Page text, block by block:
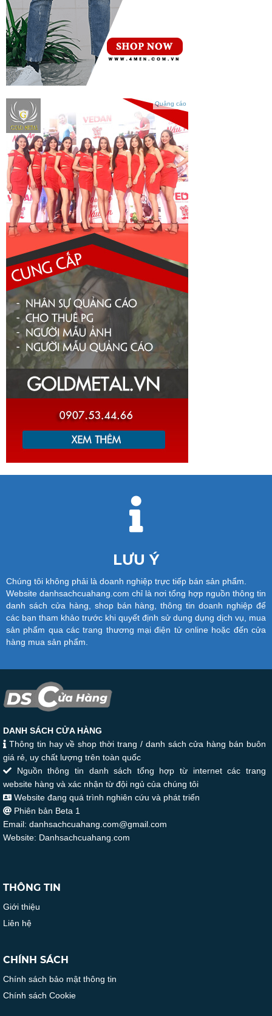
Quảng cáo
LƯU Ý
Chúng tôi không phải là doanh nghiệp trực tiếp bán sản phẩm.
Website danhsachcuahang.com chỉ là nơi tổng hợp nguồn thông tin
danh sách cửa hàng, shop bán hàng, thông tin doanh nghiệp để
các bạn tham khảo trước khi quyết định sử dung dụng dịch vụ, mua
sản phẩm qua các trang thương mại điện tử online hoặc đến cửa
hàng mua sản phẩm.
DANH SÁCH CỬA HÀNG
Thông tin hay về shop thời trang / danh sách cửa hàng bán buôn
giá rẻ, uy chất lượng trên toàn quốc
Nguồn thông tin danh sách tổng hợp từ internet các trang
website hàng và xác nhận từ đội ngủ của chúng tôi
Website đang quá trình nghiên cứu và phát triển
Phiên bản Beta 1
Email: danhsachcuahang.com@gmail.com
Website: Danhsachcuahang.com
THÔNG TIN
Giới thiệu
Liên hệ
CHÍNH SÁCH
Chính sách bảo mật thông tin
Chính sách Cookie